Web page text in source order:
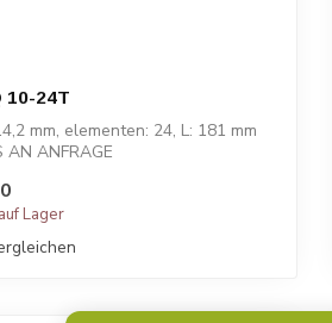
10-24T
mm, elementen: 24, L: 181 mm
AN ANFRAGE
Lager